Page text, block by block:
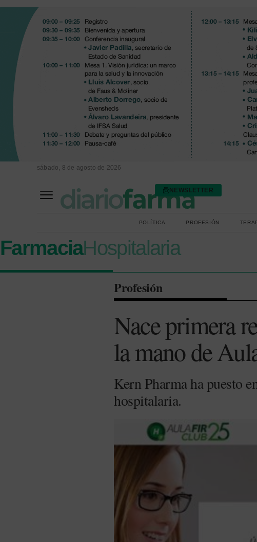
sábado, 8 de agosto de 2026
NEWSLETTER
POLÍTICA PROFESIÓN
FarmaciaHospitalaria
Profesión
Nace primera
la mano de
Kern Pharma ha puesto
hospitalaria.